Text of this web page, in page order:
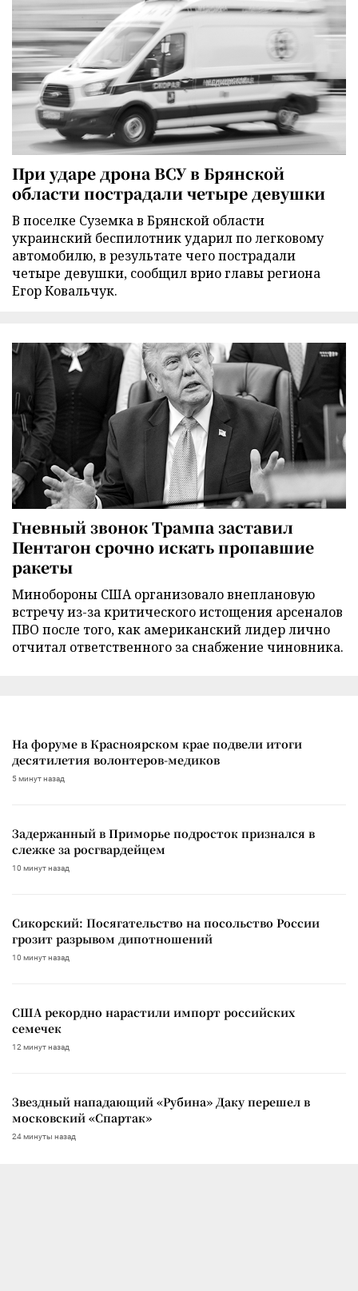
При ударе дрона ВСУ в Брянской
области пострадали четыре девушки
В поселке Суземка в Брянской области
украинский беспилотник ударил по легковому
автомобилю, в результате чего пострадали
четыре девушки, сообщил врио главы региона
Егор Ковальчук.
Гневный звонок Трампа заставил
Пентагон срочно искать пропавшие
ракеты
Минобороны США организовало внеплановую
встречу из-за критического истощения арсеналов
ПВО после того, как американский лидер лично
отчитал ответственного за снабжение чиновника.
На форуме в Красноярском крае подвели итоги
десятилетия волонтеров-медиков
5 минут назад
Задержанный в Приморье подросток признался в
слежке за росгвардейцем
10 минут назад
Сикорский: Посягательство на посольство России
грозит разрывом дипотношений
10 минут назад
США рекордно нарастили импорт российских
семечек
12 минут назад
Звездный нападающий «Рубина» Даку перешел в
московский «Спартак»
24 минуты назад